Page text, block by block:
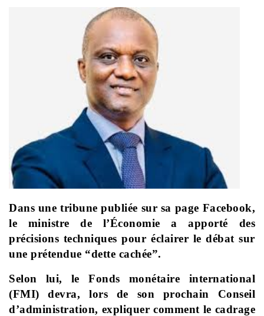
Dans une tribune publiée sur sa page Facebook,
le ministre de l’Économie a apporté des
précisions techniques pour éclairer le débat sur
une prétendue “dette cachée”.
Selon lui, le Fonds monétaire international
(FMI) devra, lors de son prochain Conseil
d’administration, expliquer comment le cadrage